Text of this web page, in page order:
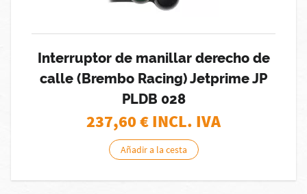
Interruptor de manillar derecho de
calle (Brembo Racing) Jetprime JP
PLDB 028
237,60€ INCL. IVA
Añadir a la cesta